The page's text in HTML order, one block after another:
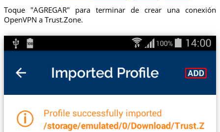
Toque "AGREGAR" para terminar de crear una conexión
OpenVPN a Trust.Zone.